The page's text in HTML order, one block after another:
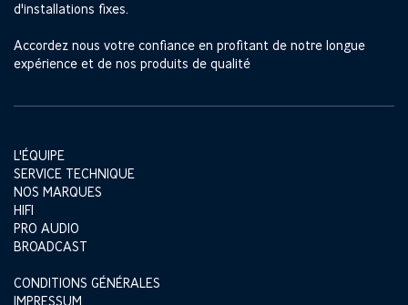
d'installations fixes.
Accordez nous votre confiance en profitant de notre longue
expérience et de nos produits de qualité
L'ÉQUIPE
SERVICE TECHNIQUE
NOS MARQUES
HIFI
PRO AUDIO
BROADCAST
CONDITIONS GÉNÉRALES
IMPRESSUM